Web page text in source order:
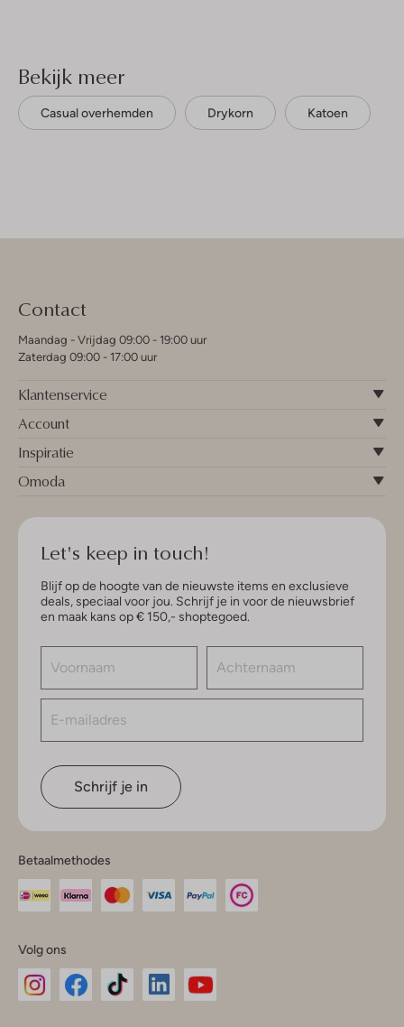
Bekijk meer
Casual overhemden Drykorn Katoen
Contact
Maandag - Vrijdag 09:00 - 19:00 uur
Zaterdag 09:00 - 17:00 uur
Klantenservice
Account
Inspiratie
Omoda
Let's keep in touch!
Blijf op de hoogte van de nieuwste items en exclusieve
deals, speciaal voor jou. Schrijf je in voor de nieuwsbrief
en maak kans op € 150,- shoptegoed.
Schrijf je in
Betaalmethodes
Volg ons